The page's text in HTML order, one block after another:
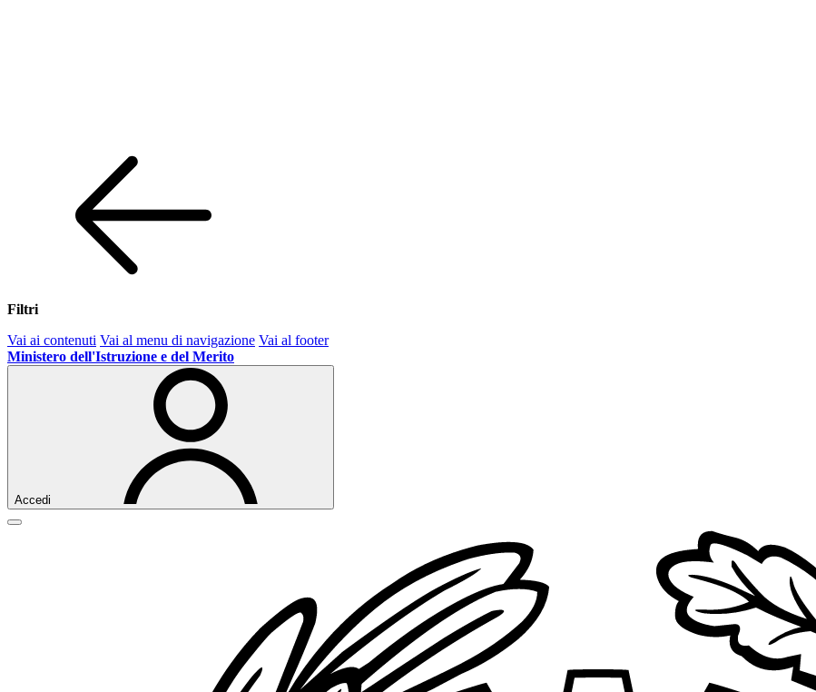
Filtri
Vai ai contenuti Vai al menu di navigazione Vai al footer
Ministero dell'Istruzione e del Merito
Accedi